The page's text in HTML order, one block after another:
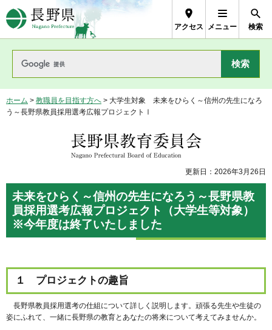
長野県Nagano Prefecture
アクセス メニュー 検索
ホーム > 教職員を目指す方へ > 大学生対象 未来をひらく～信州の先生になろ
う～長野県教員採用選考広報プロジェクトⅠ
長野県教育委員会
更新日：2026年3月26日
未来をひらく～信州の先生になろう～長野県教
員採用選考広報プロジェクト（大学生等対象）
※今年度は終了いたしました
１ プロジェクトの趣旨
長野県教員採用選考の仕組について詳しく説明します。頑張る先生や生徒の
姿にふれて、一緒に長野県の教育とあなたの将来について考えてみませんか。